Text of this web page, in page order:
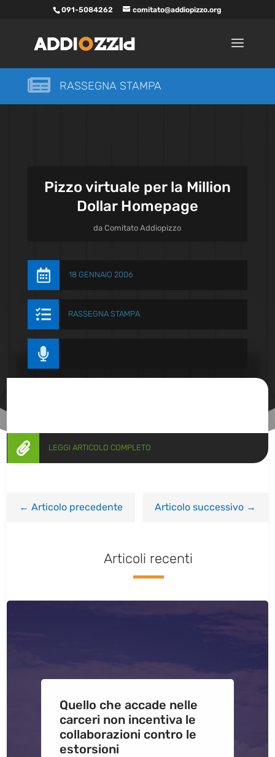
091-5084262 comitato@addiopizzo.org
 RASSEGNA STAMPA
Pizzo virtuale per la Million
Dollar Homepage
daComitato Addiopizzo
 18 GENNAIO 2006
 RASSEGNA STAMPA

 LEGGI ARTICOLO COMPLETO
←Articolo precedente Articolo successivo→
Articoli recenti
Quello che accade nelle
carceri non incentiva le
collaborazioni contro le
estorsioni